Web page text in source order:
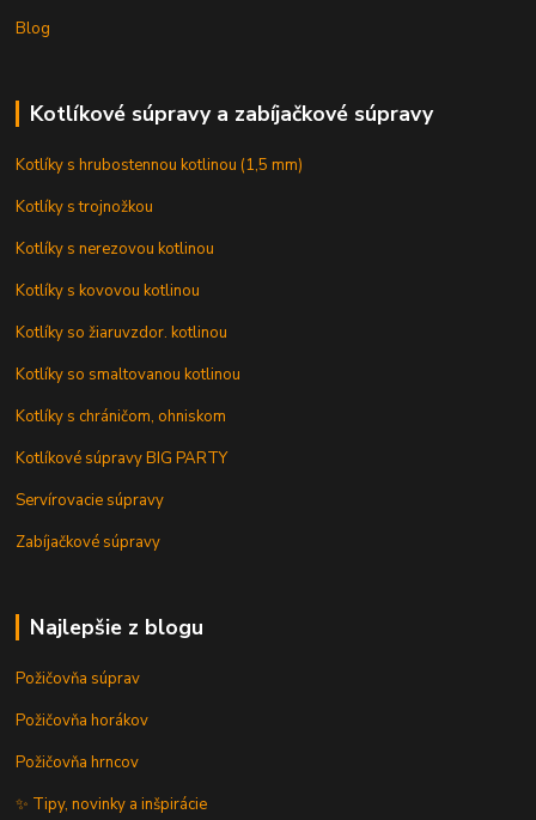
Blog
Kotlíkové súpravy a zabíjačkové súpravy
Kotlíky s hrubostennou kotlinou (1,5 mm)
Kotlíky s trojnožkou
Kotlíky s nerezovou kotlinou
Kotlíky s kovovou kotlinou
Kotlíky so žiaruvzdor. kotlinou
Kotlíky so smaltovanou kotlinou
Kotlíky s chráničom, ohniskom
Kotlíkové súpravy BIG PARTY
Servírovacie súpravy
Zabíjačkové súpravy
Najlepšie z blogu
Požičovňa súprav
Požičovňa horákov
Požičovňa hrncov
✨ Tipy, novinky a inšpirácie